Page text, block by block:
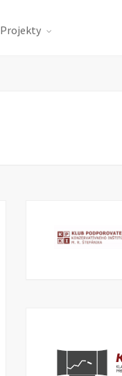
Projekty